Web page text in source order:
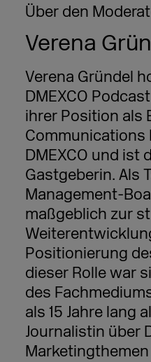
Über den
Verena
Verena Gründel
DMEXCO
ihrer Position als
Communications
DMEXCO und ist
Gastgeberin. Als
Management-
maßgeblich zur
Positionierung
dieser Rolle war
des
als 15 Jahre lang
Journalistin über